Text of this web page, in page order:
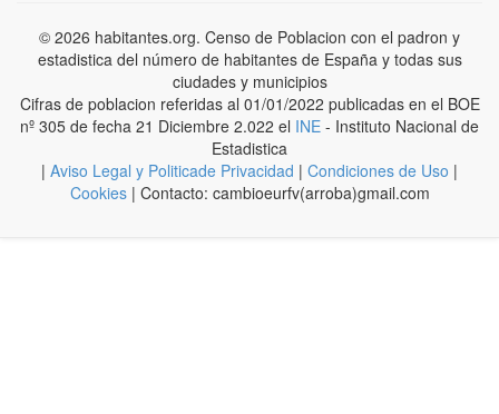
© 2026 habitantes.org. Censo de Poblacion con el padron y
estadistica del número de habitantes de España y todas sus
ciudades y municipios
Cifras de poblacion referidas al 01/01/2022 publicadas en el BOE
nº 305 de fecha 21 Diciembre 2.022 el INE - Instituto Nacional de
Estadistica
| Aviso Legal y Politicade Privacidad | Condiciones de Uso |
Cookies | Contacto: cambioeurfv(arroba)gmail.com